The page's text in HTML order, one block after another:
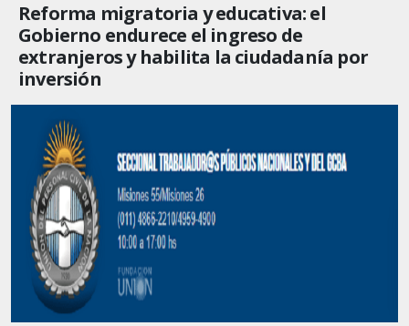
Reforma migratoria y educativa: el
Gobierno endurece el ingreso de
extranjeros y habilita la ciudadanía por
inversión